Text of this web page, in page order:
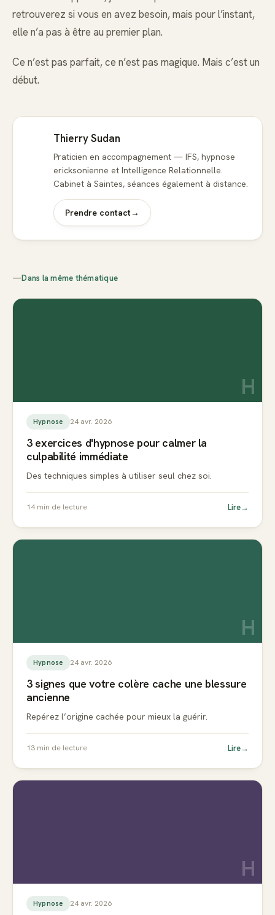
retrouverez si vous en avez besoin, mais pour l’instant,
elle n’a pas à être au premier plan.
Ce n’est pas parfait, ce n’est pas magique. Mais c’est un
début.
Thierry Sudan
Praticien en accompagnement — IFS, hypnose
ericksonienne et Intelligence Relationnelle.
Cabinet à Saintes, séances également à distance.
Prendre contact→
—Dans la même thématique
H
Hypnose 24 avr. 2026
3 exercices d'hypnose pour calmer la
culpabilité immédiate
Des techniques simples à utiliser seul chez soi.
14min de lecture Lire→
H
Hypnose 24 avr. 2026
3 signes que votre colère cache une blessure
ancienne
Repérez l’origine cachée pour mieux la guérir.
13 min de lecture Lire→
H
Hypnose 24 avr. 2026